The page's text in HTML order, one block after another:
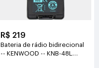
R$ 219
Bateria de rádio bidirecional
-- KENWOOD -- KNB-48L